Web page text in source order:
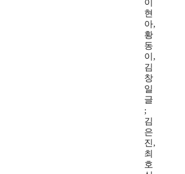
이
현
아,
황
동
이,
김
창
일
글
;
김
은
진,
최
호